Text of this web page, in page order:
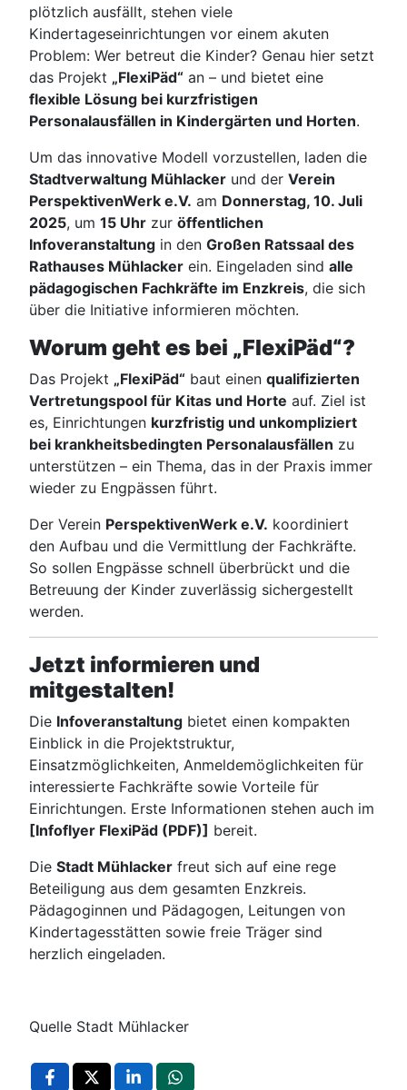
plötzlich ausfällt, stehen viele
Kindertageseinrichtungen vor einem akuten
Problem: Wer betreut die Kinder? Genau hier setzt
das Projekt „FlexiPäd“ an – und bietet eine
flexible Lösung bei kurzfristigen
Personalausfällen in Kindergärten und Horten.
Um das innovative Modell vorzustellen, laden die
Stadtverwaltung Mühlacker und der Verein
PerspektivenWerk e.V. am Donnerstag, 10. Juli
2025, um 15 Uhr zur öffentlichen
Infoveranstaltung in den Großen Ratssaal des
Rathauses Mühlacker ein. Eingeladen sind alle
pädagogischen Fachkräfte im Enzkreis, die sich
über die Initiative informieren möchten.
Worum geht es bei „FlexiPäd“?
Das Projekt „FlexiPäd“ baut einen qualifizierten
Vertretungspool für Kitas und Horte auf. Ziel ist
es, Einrichtungen kurzfristig und unkompliziert
bei krankheitsbedingten Personalausfällen zu
unterstützen – ein Thema, das in der Praxis immer
wieder zu Engpässen führt.
Der Verein PerspektivenWerk e.V. koordiniert
den Aufbau und die Vermittlung der Fachkräfte.
So sollen Engpässe schnell überbrückt und die
Betreuung der Kinder zuverlässig sichergestellt
werden.
Jetzt informieren und
mitgestalten!
Die Infoveranstaltung bietet einen kompakten
Einblick in die Projektstruktur,
Einsatzmöglichkeiten, Anmeldemöglichkeiten für
interessierte Fachkräfte sowie Vorteile für
Einrichtungen. Erste Informationen stehen auch im
[Infoflyer FlexiPäd (PDF)] bereit.
Die Stadt Mühlacker freut sich auf eine rege
Beteiligung aus dem gesamten Enzkreis.
Pädagoginnen und Pädagogen, Leitungen von
Kindertagesstätten sowie freie Träger sind
herzlich eingeladen.
Quelle Stadt Mühlacker